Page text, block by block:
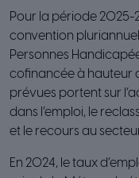
Pour la période 2025-
convention
Personnes
cofinancée à hauteur
prévues portent sur
dans l’emploi, le
et le recours au
En 2024, le taux